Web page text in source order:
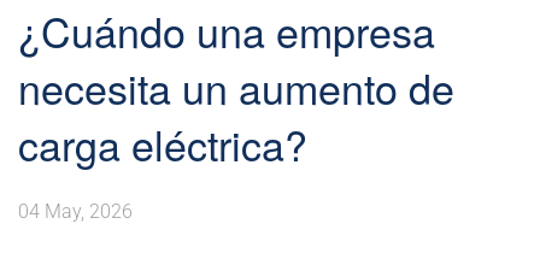
¿Cuándo una empresa
necesita un aumento de
carga eléctrica?
04 May, 2026